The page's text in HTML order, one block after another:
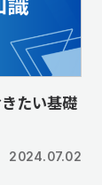
たい基礎
2024.07.02